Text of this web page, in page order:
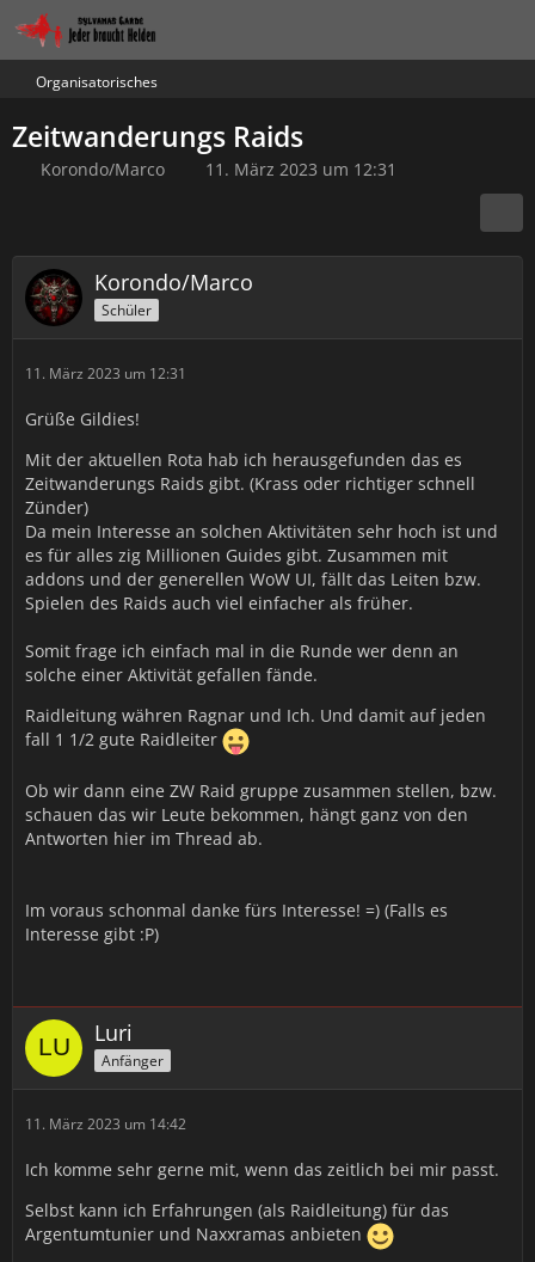
Organisatorisches
Zeitwanderungs Raids
Korondo/Marco 11. März 2023 um 12:31
Korondo/Marco
Schüler
11. März 2023 um 12:31
Grüße Gildies!
Mit der aktuellen Rota hab ich herausgefunden das es
Zeitwanderungs Raids gibt. (Krass oder richtiger schnell
Zünder)
Da mein Interesse an solchen Aktivitäten sehr hoch ist und
es für alles zig Millionen Guides gibt. Zusammen mit
addons und der generellen WoW UI, fällt das Leiten bzw.
Spielen des Raids auch viel einfacher als früher.
Somit frage ich einfach mal in die Runde wer denn an
solche einer Aktivität gefallen fände.
Raidleitung währen Ragnar und Ich. Und damit auf jeden
fall 1 1/2 gute Raidleiter
Ob wir dann eine ZW Raid gruppe zusammen stellen, bzw.
schauen das wir Leute bekommen, hängt ganz von den
Antworten hier im Thread ab.
Im voraus schonmal danke fürs Interesse! =) (Falls es
Interesse gibt :P)
Luri
Anfänger
11. März 2023 um 14:42
Ich komme sehr gerne mit, wenn das zeitlich bei mir passt.
Selbst kann ich Erfahrungen (als Raidleitung) für das
Argentumtunier und Naxxramas anbieten